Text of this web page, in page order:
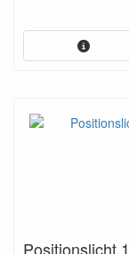
Positionslicht